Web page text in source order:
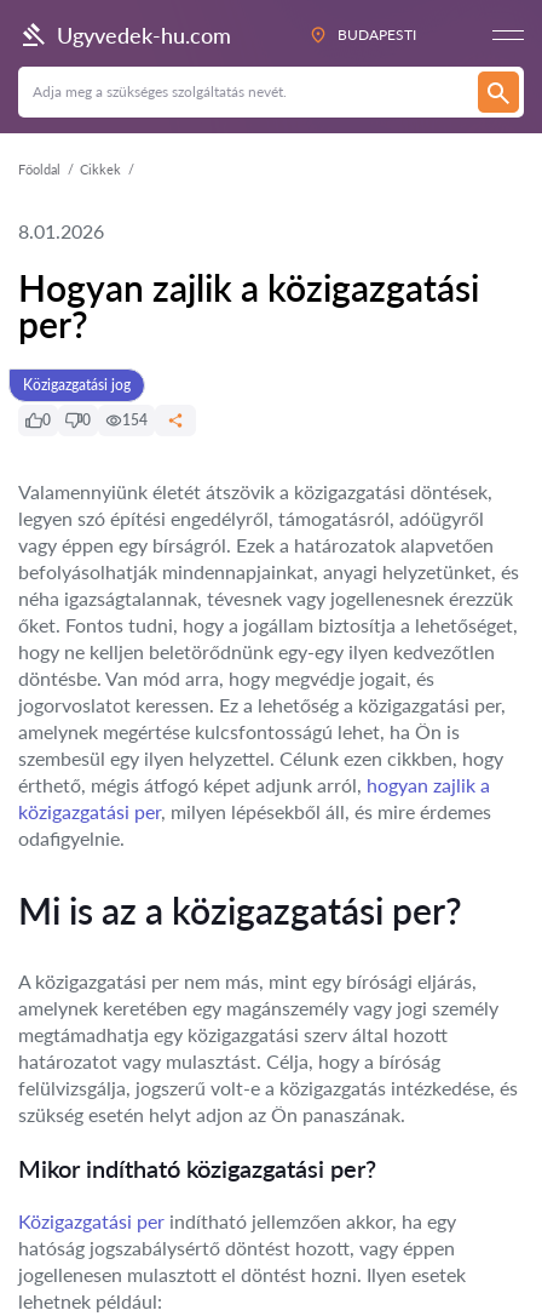
Ugyvedek-hu.com BUDAPESTI
Főoldal Cikkek
8.01.2026
Hogyan zajlik a közigazgatási
per?
Közigazgatási jog
0
0 154
Valamennyiünk életét átszövik a közigazgatási döntések,
legyen szó építési engedélyről, támogatásról, adóügyről
vagy éppen egy bírságról. Ezek a határozatok alapvetően
befolyásolhatják mindennapjainkat, anyagi helyzetünket, és
néha igazságtalannak, tévesnek vagy jogellenesnek érezzük
őket. Fontos tudni, hogy a jogállam biztosítja a lehetőséget,
hogy ne kelljen beletörődnünk egy-egy ilyen kedvezőtlen
döntésbe. Van mód arra, hogy megvédje jogait, és
jogorvoslatot keressen. Ez a lehetőség a közigazgatási per,
amelynek megértése kulcsfontosságú lehet, ha Ön is
szembesül egy ilyen helyzettel. Célunk ezen cikkben, hogy
érthető, mégis átfogó képet adjunk arról, hogyan zajlik a
közigazgatási per, milyen lépésekből áll, és mire érdemes
odafigyelnie.
Mi is az a közigazgatási per?
A közigazgatási per nem más, mint egy bírósági eljárás,
amelynek keretében egy magánszemély vagy jogi személy
megtámadhatja egy közigazgatási szerv által hozott
határozatot vagy mulasztást. Célja, hogy a bíróság
felülvizsgálja, jogszerű volt-e a közigazgatás intézkedése, és
szükség esetén helyt adjon az Ön panaszának.
Mikor indítható közigazgatási per?
Közigazgatási per indítható jellemzően akkor, ha egy
hatóság jogszabálysértő döntést hozott, vagy éppen
jogellenesen mulasztott el döntést hozni. Ilyen esetek
lehetnek például: